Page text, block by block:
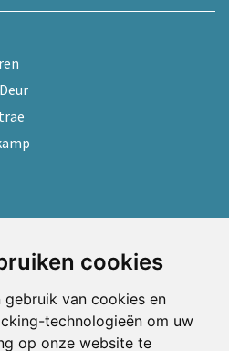
cookies
gebruik van cookies en
technologieën om uw
op onze website te